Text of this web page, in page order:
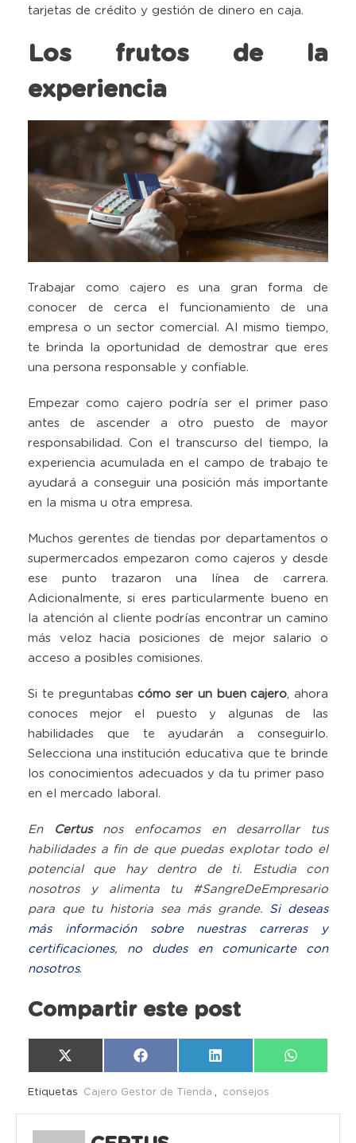
tarjetas de crédito y gestión de dinero en caja.
Los frutos de la
experiencia
Trabajar como cajero es una gran forma de
conocer de cerca el funcionamiento de una
empresa o un sector comercial. Al mismo tiempo,
te brinda la oportunidad de demostrar que eres
una persona responsable y confiable.
Empezar como cajero podría ser el primer paso
antes de ascender a otro puesto de mayor
responsabilidad. Con el transcurso del tiempo, la
experiencia acumulada en el campo de trabajo te
ayudará a conseguir una posición más importante
en la misma u otra empresa.
Muchos gerentes de tiendas por departamentos o
supermercados empezaron como cajeros y desde
ese punto trazaron una línea de carrera.
Adicionalmente, si eres particularmente bueno en
la atención al cliente podrías encontrar un camino
más veloz hacia posiciones de mejor salario o
acceso a posibles comisiones.
Si te preguntabascómo ser un buen cajero, ahora
conoces mejor el puesto y algunas de las
habilidades que te ayudarán a conseguirlo.
Selecciona una institución educativa que te brinde
los conocimientos adecuados y da tu primer paso
en el mercado laboral.
En Certus
nos enfocamos en desarrollar tus
habilidades a fin de que puedas explotar todo el
potencial que hay dentro de ti. Estudia con
nosotros y alimenta tu #SangreDeEmpresario
para que tu historia sea más grande.
Si deseas
más información sobre nuestras carreras y
certificaciones, no dudes en comunicarte con
nosotros.
Compartir este post
Compartir
en
X
(Twitter)
Compartir
en
Facebook
Compartir
en
LinkedIn
Compartir
en
Etiquetas Cajero Gestor de Tienda , consejos